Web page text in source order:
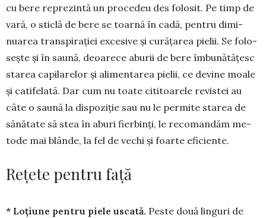
cu bere repre­zintă un proce­deu des folosit. Pe timp de
vară, o sticlă de bere se toarnă în cadă, pentru dimi­
nuarea transpiraţiei excesive şi curăţa­rea pielii. Se folo­
seşte şi în saună, deoa­rece aburii de bere îmbunătăţesc
starea capilarelor şi alimentarea pielii, ce de­vine moale
şi catifelată. Dar cum nu toate citit­oarele re­vis­tei au
câte o saună la dis­poziţie sau nu le permite starea de
sănătate să stea în aburi fierbinţi, le re­comandăm me­
tode mai blânde, la fel de vechi şi foarte efi­ciente.
Rețete pentru față
* Loţiune pentru piele uscată. Peste două linguri de